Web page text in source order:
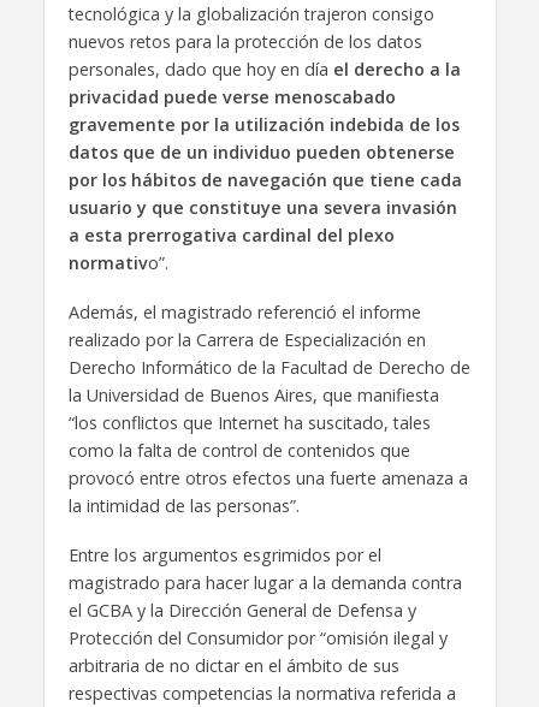
tecnológica y la globalización trajeron consigo
nuevos retos para la protección de los datos
personales, dado que hoy en día el derecho a la
privacidad puede verse menoscabado
gravemente por la utilización indebida de los
datos que de un individuo pueden obtenerse
por los hábitos de navegación que tiene cada
usuario y que constituye una severa invasión
a esta prerrogativa cardinal del plexo
normativo”.
Además, el magistrado referenció el informe
realizado por la Carrera de Especialización en
Derecho Informático de la Facultad de Derecho de
la Universidad de Buenos Aires, que manifiesta
“los conflictos que Internet ha suscitado, tales
como la falta de control de contenidos que
provocó entre otros efectos una fuerte amenaza a
la intimidad de las personas”.
Entre los argumentos esgrimidos por el
magistrado para hacer lugar a la demanda contra
el GCBA y la Dirección General de Defensa y
Protección del Consumidor por “omisión ilegal y
arbitraria de no dictar en el ámbito de sus
respectivas competencias la normativa referida a